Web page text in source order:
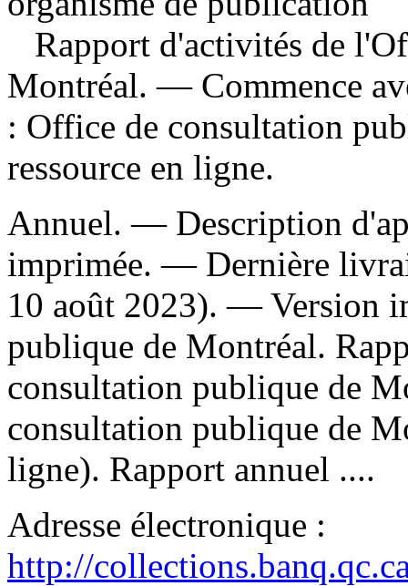
Rapport d'activités de
Montréal. — Commence
: Office de consultation
ressource en ligne.
Annuel. — Description
imprimée. — Dernière
10 août 2023). —Version
publique de Montréal.
consultation publique de
consultation publique de
ligne). Rapport annuel ....
Adresse électronique :
http://